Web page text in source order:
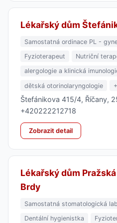
Lékařský dům
Samostatná ordinace PL -
Fyzioterapeut
Nutriční
alergologie a klinická
dětská otorinolaryngologie
Štefánikova 415/4, Říčany,
+420222212718
Zobrazit detail
Lékařský dům
Brdy
Samostatná stomatologická
Dentální hygienistka